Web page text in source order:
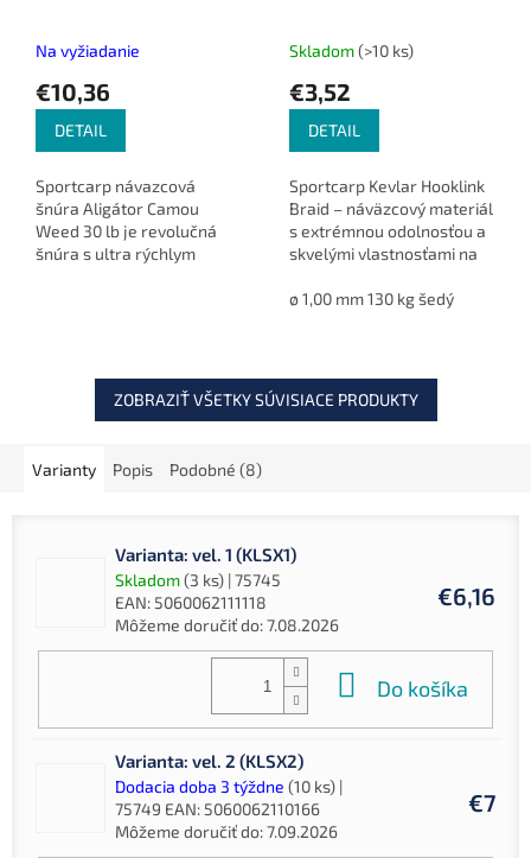
Na vyžiadanie
€10,36
DETAIL
Sportcarp návazcová
šnúra Aligátor Camou
Weed 30 lb je revolučná
šnúra s ultra rýchlym
Skladom(>10 ks)
€3,52
DETAIL
Sportcarp Kevlar Hooklink
Braid – náväzcový materiál
s extrémnou odolnosťou a
skvelými vlastnosťami na
ø 1,00 mm 130 kg šedý
ZOBRAZIŤ VŠETKY SÚVISIACE PRODUKTY
Varianty Popis Podobné (8)
Varianta: vel. 1 (KLSX1)
Skladom(3 ks) | 75745
EAN: 5060062111118
Môžeme doručiť do:7.08.2026
€6,16
Do košíka
Varianta: vel. 2 (KLSX2)
Dodacia doba 3 týždne (10 ks) |
75749 EAN: 5060062110166
Môžeme doručiť do:7.09.2026
€7